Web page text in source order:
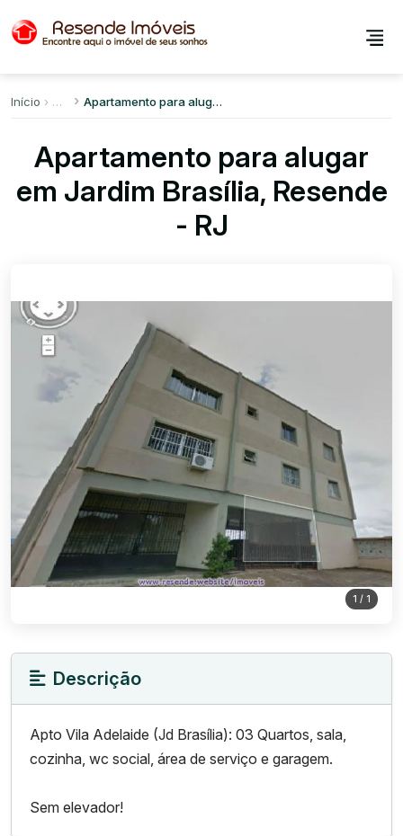
Início Apartamento para alugar em Jardim Brasília
Apartamento para alugar
em Jardim Brasília, Resende
- RJ
1 / 1
Descrição
Apto Vila Adelaide (Jd Brasília): 03 Quartos, sala,
cozinha, wc social, área de serviço e garagem.
Sem elevador!